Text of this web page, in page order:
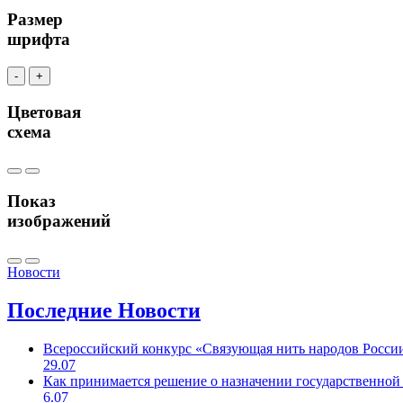
Размер
шрифта
- +
Цветовая
схема
Показ
изображений
Новости
Последние Новости
Всероссийский конкурс «Связующая нить народов
29.07
Как принимается решение о назначении
6.07